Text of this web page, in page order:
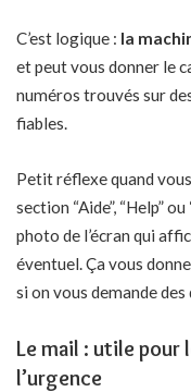
C’est logique : la
et peut vous donner le
numéros trouvés sur
fiables.
Petit réflexe quand
section “Aide”, “Help”
photo de l’écran qui
éventuel. Ça vous
si on vous demande des
Le mail : utile pour
l’urgence